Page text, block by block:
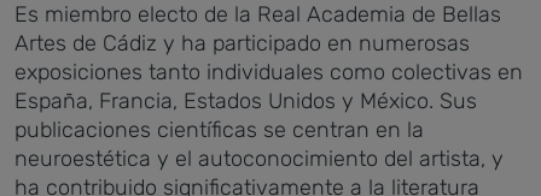
Es miembro electo de la Real Academia de Bellas
Artes de Cádiz y ha participado en numerosas
exposiciones tanto individuales como colectivas en
España, Francia, Estados Unidos y México. Sus
publicaciones científicas se centran en la
neuroestética y el autoconocimiento del artista, y
ha contribuido significativamente a la literatura